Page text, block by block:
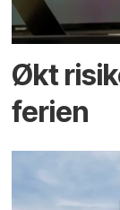
Økt
ferien